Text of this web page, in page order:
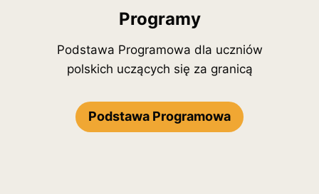
Programy
Podstawa Programowa dla uczniów
polskich uczących się za granicą
Podstawa Programowa